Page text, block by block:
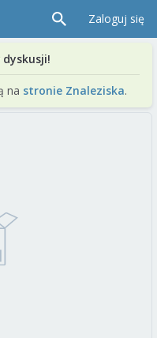
Zaloguj się
na stronie Znaleziska.